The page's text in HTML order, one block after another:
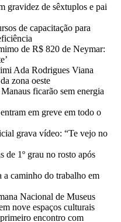
gravidez de sêxtuplos e pai
de capacitação para
de R$ 820 de Neymar:
Ada Rodrigues Viana
zona oeste
ficarão sem energia
em greve em todo o
grava vídeo: “Te vejo no
de 1º grau no rosto após
caminho do trabalho em
Nacional de Museus
nove espaços culturais
encontro com